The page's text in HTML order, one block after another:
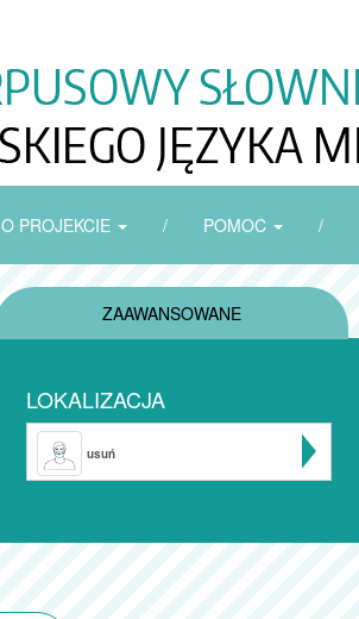
O PROJEKCIE / POMOC /
ZAAWANSOWANE
LOKALIZACJA
usuń